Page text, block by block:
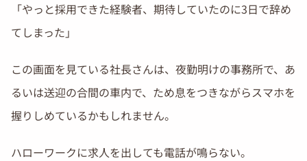
「やっと採用できた経験者、期待していたのに3日で辞め
てしまった」
この画面を見ている社長さんは、夜勤明けの事務所で、あ
るいは送迎の合間の車内で、ため息をつきながらスマホを
握りしめているかもしれません。
ハローワークに求人を出しても電話が鳴らない。